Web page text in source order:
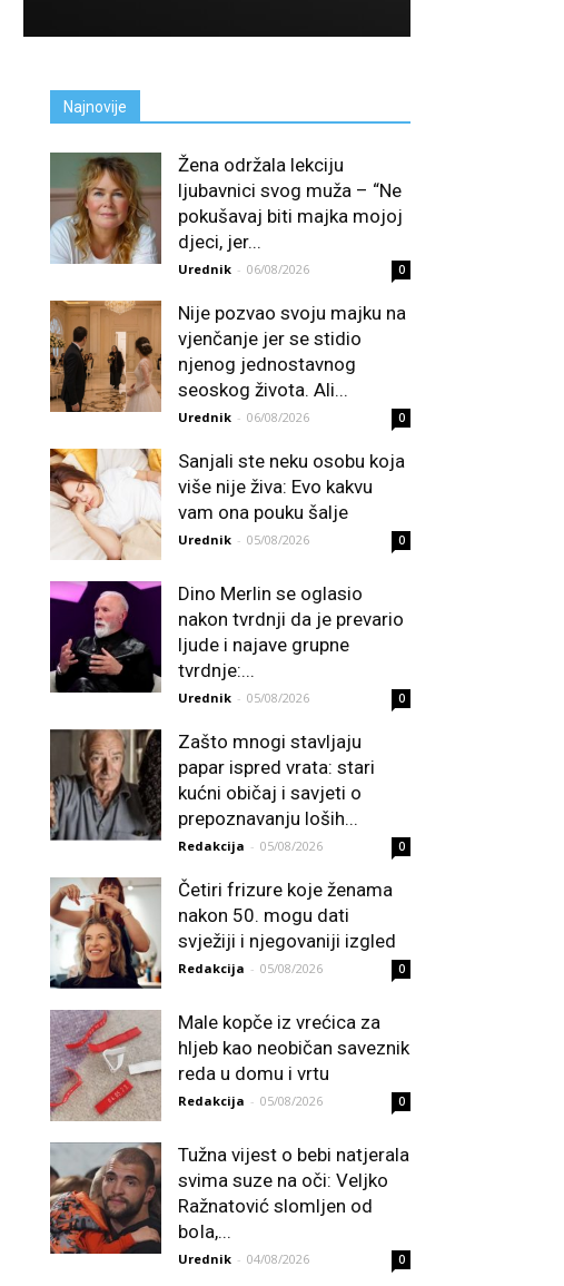
Najnovije
Žena održala lekciju
ljubavnici svog muža – “Ne
pokušavaj biti majka mojoj
djeci, jer...
Urednik - 06/08/2026 0
Nije pozvao svoju majku na
vjenčanje jer se stidio
njenog jednostavnog
seoskog života. Ali...
Urednik - 06/08/2026 0
Sanjali ste neku osobu koja
više nije živa: Evo kakvu
vam ona pouku šalje
Urednik - 05/08/2026 0
Dino Merlin se oglasio
nakon tvrdnji da je prevario
ljude i najave grupne
tvrdnje:...
Urednik - 05/08/2026 0
Zašto mnogi stavljaju
papar ispred vrata: stari
kućni običaj i savjeti o
prepoznavanju loših...
Redakcija - 05/08/2026 0
Četiri frizure koje ženama
nakon 50. mogu dati
svježiji i njegovaniji izgled
Redakcija - 05/08/2026 0
Male kopče iz vrećica za
hljeb kao neobičan saveznik
reda u domu i vrtu
Redakcija - 05/08/2026 0
Tužna vijest o bebi natjerala
svima suze na oči: Veljko
Ražnatović slomljen od
boIa,...
Urednik - 04/08/2026 0